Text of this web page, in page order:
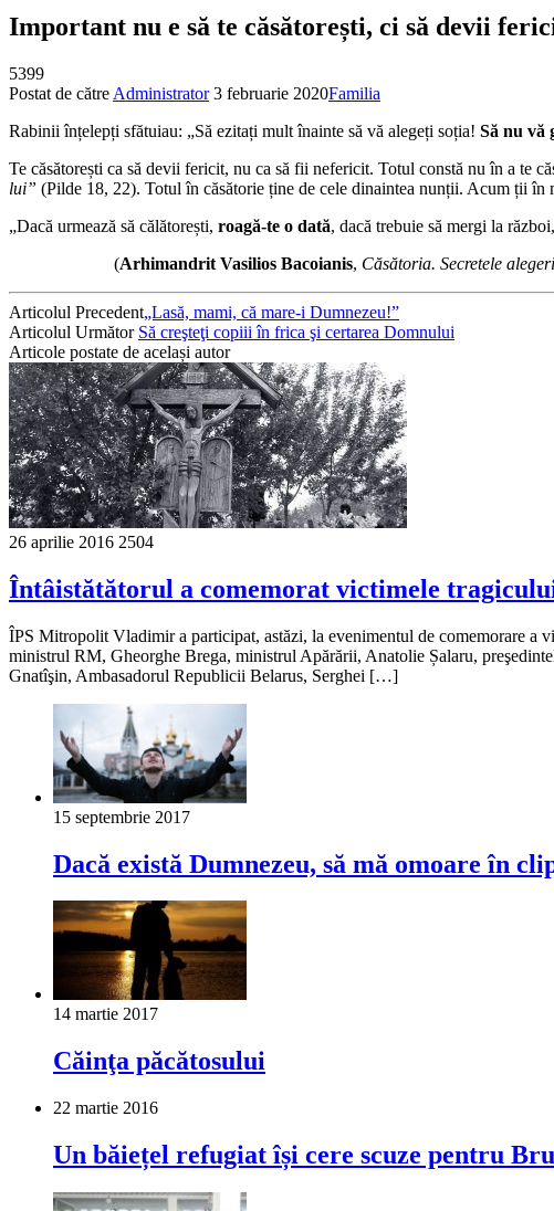
Important nu e să te căsătorești, ci să devii
5399
Postat de către Administrator 3 februarie 2020Familia
Rabinii înțelepți sfătuiau: „Să ezitați mult înainte să vă alegeți soția! Să nu vă
Te căsătorești ca să devii fericit, nu ca să fii nefericit. Totul constă nu în a te
lui” (Pilde 18, 22). Totul în căsătorie ține de cele dinaintea nunții. Acum ții în
„Dacă urmează să călătorești, roagă-te o dată, dacă trebuie să mergi la
(Arhimandrit Vasilios Bacoianis, Căsătoria. Secretele
Articolul Precedent„Lasă, mami, că mare‑i Dumnezeu!”
Articolul Următor Să creşteţi copiii în frica şi certarea Domnului
Articole postate de același autor
26 aprilie 2016 2504
Întâistătătorul a comemorat victimele
ÎPS Mitropolit Vladimir a participat, astăzi, la evenimentul de comemorare a
ministrul RM, Gheorghe Brega, ministrul Apărării, Anatolie Șalaru,
Gnatîşin, Ambasadorul Republicii Belarus, Serghei […]
15 septembrie 2017
Dacă există Dumnezeu, să mă omoare în
14 martie 2017
Căinţa păcătosului
22 martie 2016
Un băiețel refugiat își cere scuze pentru